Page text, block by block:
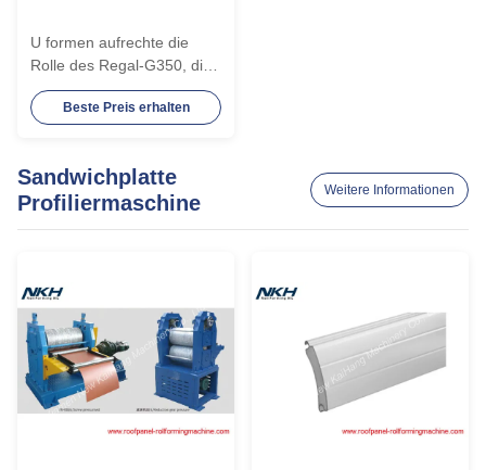
U formen aufrechte die
Rolle des Regal-G350, die
Welle der Maschinen-
75mm bildet
Beste Preis erhalten
Sandwichplatte
Profiliermaschine
Weitere Informationen